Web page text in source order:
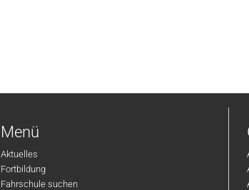
Menü
Aktuelles
Fortbildung
Fahrschule suchen